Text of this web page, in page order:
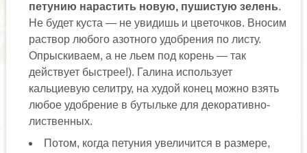
петунию нарастить новую, пушистую зелень.
Не будет куста — не увидишь и цветочков. Вносим
раствор любого азотного удобрения по листу.
Опрыскиваем, а не льем под корень — так
действует быстрее!). Галина использует
кальциевую селитру, на худой конец можно взять
любое удобрение в бутыльке для декоративно-
лиственных.
Потом, когда петуния увеличится в размере,